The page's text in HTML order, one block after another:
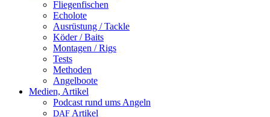
Fliegenfischen
Echolote
Ausrüstung / Tackle
Köder / Baits
Montagen / Rigs
Tests
Methoden
Angelboote
Medien, Artikel
Podcast rund ums Angeln
DAF Artikel